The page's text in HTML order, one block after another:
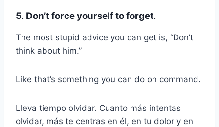
5. Don’t force yourself to forget.
The most stupid advice you can get is, “Don’t
think about him.”
Like that’s something you can do on command.
Lleva tiempo olvidar. Cuanto más intentas
olvidar, más te centras en él, en tu dolor y en